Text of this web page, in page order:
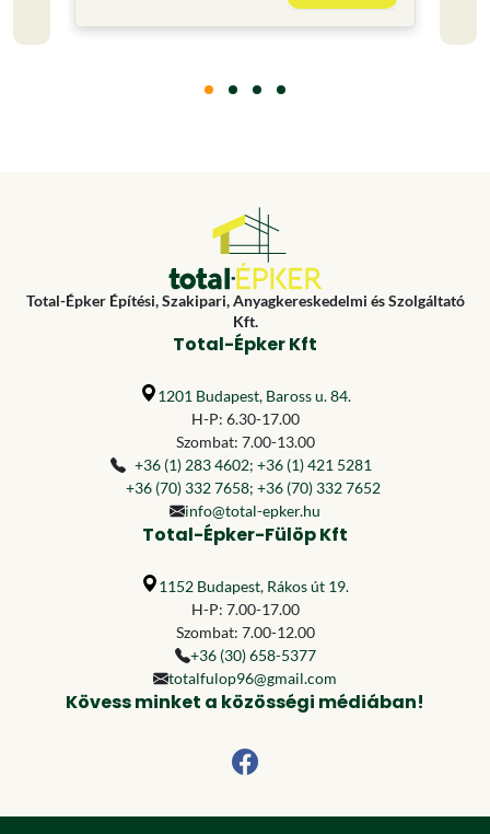
Total-Épker Építési, Szakipari, Anyagkereskedelmi és Szolgáltató
Kft.
Total-Épker Kft
1201 Budapest, Baross u. 84.
H-P: 6.30-17.00
Szombat: 7.00-13.00
+36 (1) 283 4602; +36 (1) 421 5281
+36 (70) 332 7658; +36 (70) 332 7652
info@total-epker.hu
Total-Épker-Fülöp Kft
1152 Budapest, Rákos út 19.
H-P: 7.00-17.00
Szombat: 7.00-12.00
+36 (30) 658-5377
totalfulop96@gmail.com
Kövess minket a közösségi médiában!